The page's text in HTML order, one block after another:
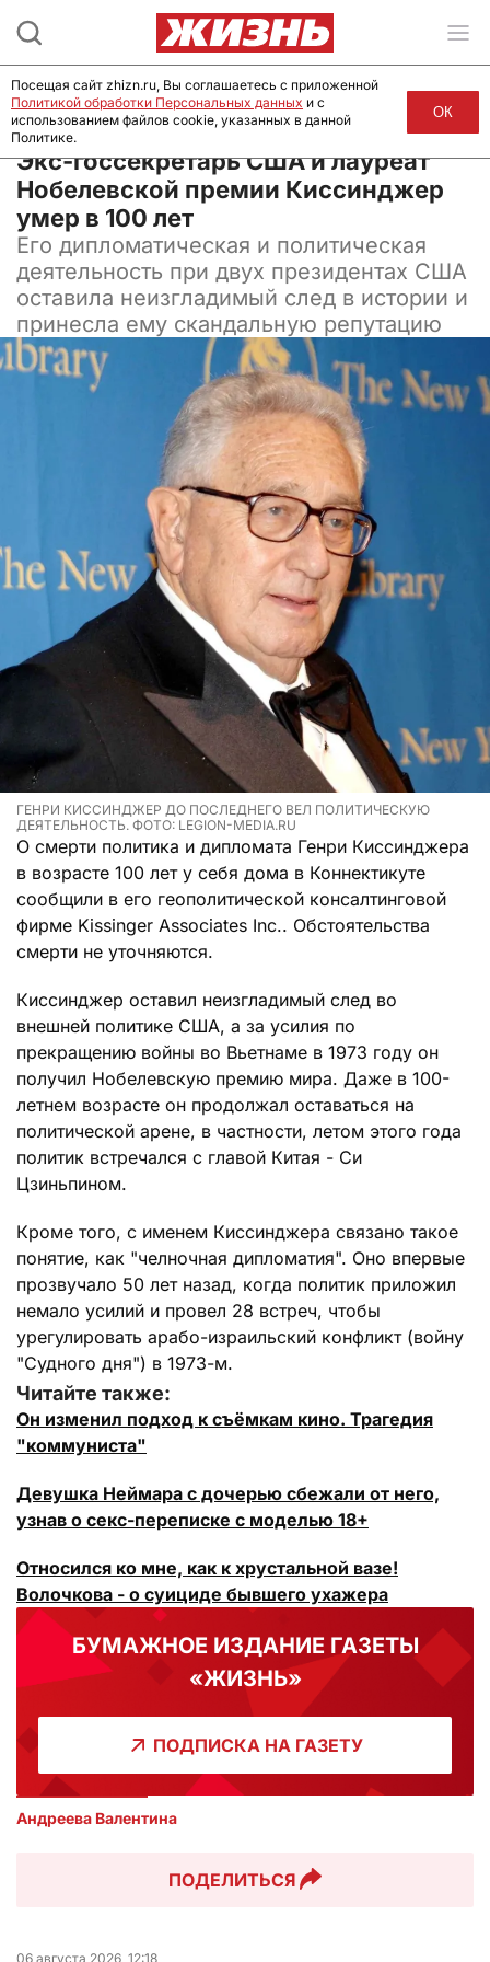
30 ноября 2023, 05:30
Экс-госсекретарь США и лауреат
Нобелевской премии Киссинджер
умер в 100 лет
Его дипломатическая и политическая
деятельность при двух президентах США
оставила неизгладимый след в истории и
принесла ему скандальную репутацию
ГЕНРИ КИССИНДЖЕР ДО ПОСЛЕДНЕГО ВЕЛ ПОЛИТИЧЕСКУЮ
ДЕЯТЕЛЬНОСТЬ. ФОТО: LEGION-MEDIA.RU
О смерти политика и дипломата Генри Киссинджера
в возрасте 100 лет у себя дома в Коннектикуте
сообщили в его геополитической консалтинговой
фирме Kissinger Associates Inc.. Обстоятельства
смерти не уточняются.
Киссинджер оставил неизгладимый след во
внешней политике США, а за усилия по
прекращению войны во Вьетнаме в 1973 году он
получил Нобелевскую премию мира. Даже в 100-
летнем возрасте он продолжал оставаться на
политической арене, в частности, летом этого года
политик встречался с главой Китая - Си
Цзиньпином.
Кроме того, с именем Киссинджера связано такое
понятие, как "челночная дипломатия". Оно впервые
прозвучало 50 лет назад, когда политик приложил
немало усилий и провел 28 встреч, чтобы
урегулировать арабо-израильский конфликт (войну
"Судного дня") в 1973-м.
Читайте также:
Он изменил подход к съёмкам кино. Трагедия
"коммуниста"
Девушка Неймара с дочерью сбежали от него,
узнав о секс-переписке с моделью 18+
Относился ко мне, как к хрустальной вазе!
Волочкова - о суициде бывшего ухажера
БУМАЖНОЕ ИЗДАНИЕ ГАЗЕТЫ
«ЖИЗНЬ»
ПОДПИСКА НА ГАЗЕТУ
Андреева Валентина
ПОДЕЛИТЬСЯ
06 августа 2026, 12:18
Посещая сайт zhizn.ru, Вы соглашаетесь с приложенной
Политикой обработки Персональных данных и с
использованием файлов cookie, указанных в данной
Политике.
ОК